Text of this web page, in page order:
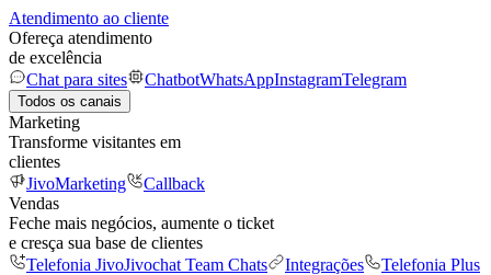
Atendimento ao cliente
Ofereça atendimento
de excelência
Chat para sites
ChatbotWhatsAppInstagramTelegram
Todos os canais
Marketing
Transforme visitantes em
clientes
JivoMarketing
Callback
Vendas
Feche mais negócios, aumente o ticket
e cresça sua base de clientes
Telefonia JivoJivochat Team Chats Integrações
Telefonia Plus